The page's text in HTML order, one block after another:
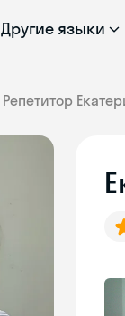
Другие языки
Репетитор